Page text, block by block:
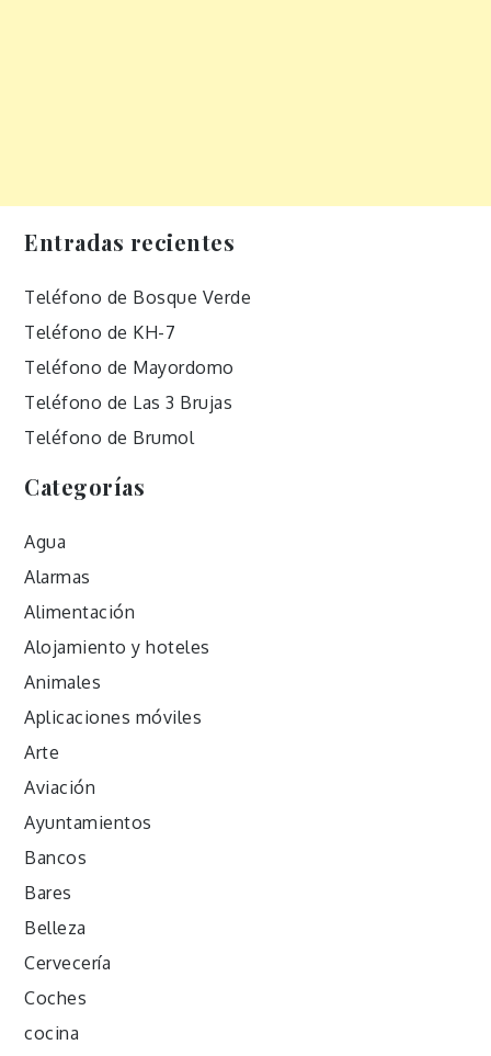
Entradas recientes
Teléfono de Bosque Verde
Teléfono de KH-7
Teléfono de Mayordomo
Teléfono de Las 3 Brujas
Teléfono de Brumol
Categorías
Agua
Alarmas
Alimentación
Alojamiento y hoteles
Animales
Aplicaciones móviles
Arte
Aviación
Ayuntamientos
Bancos
Bares
Belleza
Cervecería
Coches
cocina